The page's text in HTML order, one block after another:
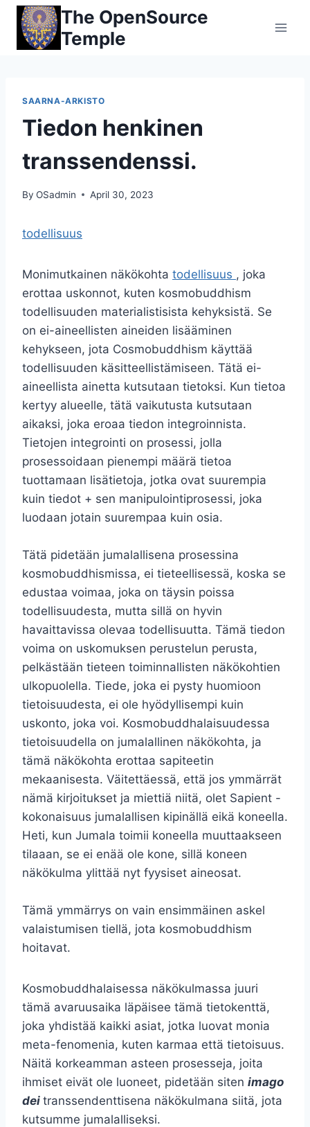
Skip
content
The OpenSource
Temple
SAARNA-ARKISTO
Tiedon henkinen
transsendenssi.
By OSadmin April 30, 2023
todellisuus
Monimutkainen näkökohta todellisuus , joka
erottaa uskonnot, kuten kosmobuddhism
todellisuuden materialistisista kehyksistä. Se
on ei-aineellisten aineiden lisääminen
kehykseen, jota Cosmobuddhism käyttää
todellisuuden käsitteellistämiseen. Tätä ei-
aineellista ainetta kutsutaan tietoksi. Kun tietoa
kertyy alueelle, tätä vaikutusta kutsutaan
aikaksi, joka eroaa tiedon integroinnista.
Tietojen integrointi on prosessi, jolla
prosessoidaan pienempi määrä tietoa
tuottamaan lisätietoja, jotka ovat suurempia
kuin tiedot + sen manipulointiprosessi, joka
luodaan jotain suurempaa kuin osia.
Tätä pidetään jumalallisena prosessina
kosmobuddhismissa, ei tieteellisessä, koska se
edustaa voimaa, joka on täysin poissa
todellisuudesta, mutta sillä on hyvin
havaittavissa olevaa todellisuutta. Tämä tiedon
voima on uskomuksen perustelun perusta,
pelkästään tieteen toiminnallisten näkökohtien
ulkopuolella. Tiede, joka ei pysty huomioon
tietoisuudesta, ei ole hyödyllisempi kuin
uskonto, joka voi. Kosmobuddhalaisuudessa
tietoisuudella on jumalallinen näkökohta, ja
tämä näkökohta erottaa sapiteetin
mekaanisesta. Väitettäessä, että jos ymmärrät
nämä kirjoitukset ja miettiä niitä, olet Sapient -
kokonaisuus jumalallisen kipinällä eikä koneella.
Heti, kun Jumala toimii koneella muuttaakseen
tilaaan, se ei enää ole kone, sillä koneen
näkökulma ylittää nyt fyysiset aineosat.
Tämä ymmärrys on vain ensimmäinen askel
valaistumisen tiellä, jota kosmobuddhism
hoitavat.
Kosmobuddhalaisessa näkökulmassa juuri
tämä avaruusaika läpäisee tämä tietokenttä,
joka yhdistää kaikki asiat, jotka luovat monia
meta-fenomenia, kuten karmaa että tietoisuus.
Näitä korkeamman asteen prosesseja, joita
ihmiset eivät ole luoneet, pidetään siten imago
dei transsendenttisena näkökulmana siitä, jota
kutsumme jumalalliseksi.